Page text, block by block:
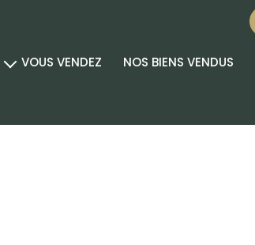
VOUS VENDEZ NOS BIENS VENDUS